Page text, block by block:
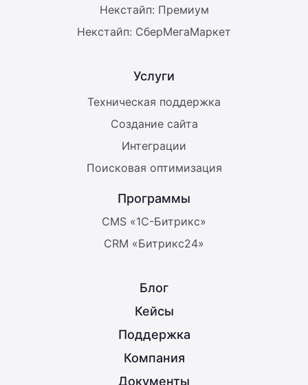
Некстайп: Премиум
Некстайп: СберМегаМаркет
Услуги
Техническая поддержка
Создание сайта
Интеграции
Поисковая оптимизация
Программы
CMS «1С-Битрикс»
CRM «Битрикс24»
Блог
Кейсы
Поддержка
Компания
Документы